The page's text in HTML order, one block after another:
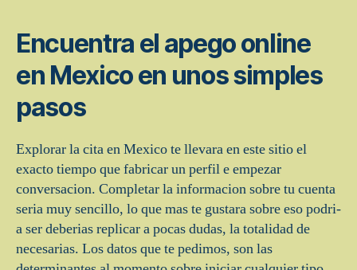
Encuentra el apego online
en Mexico en unos simples
pasos
Explorar la cita en Mexico te llevara en este sitio el
exacto tiempo que fabricar un perfil e empezar
conversacion. Completar la informacion sobre tu cuenta
seri­a muy sencillo, lo que mas te gustara sobre eso podri­
a ser deberias replicar a pocas dudas, la totalidad de
necesarias. Los datos que te pedimos, son las